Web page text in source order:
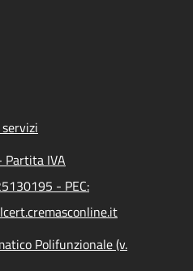
Partita IVA
- PEC:
Polifunzionale (v.